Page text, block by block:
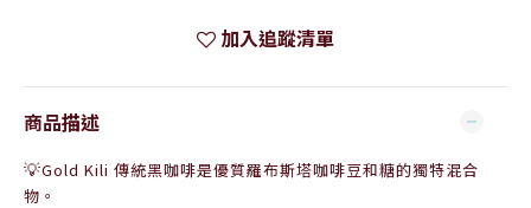
加入追蹤清單
商品描述
💡Gold Kili 傳統黑咖啡是優質羅布斯塔咖啡豆和糖的獨特混合
物。